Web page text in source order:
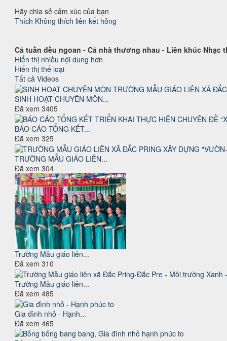
Hãy chia sẻ cảm xúc của bạn
Thích Không thích liên kết hỏng
Cả tuần đều ngoan - Cả nhà thương nhau - Liên khúc Nhạc
Hiển thị nhiều nội dung hơn
Hiển thị thể loại
Tất cả Videos
SINH HOẠT CHUYÊN MÔN...
Đã xem 3405
BÁO CÁO TỔNG KẾT...
Đã xem 325
TRƯỜNG MẪU GIÁO LIÊN...
Đã xem 304
Trường Mẫu giáo liên...
Đã xem 310
Trường Mẫu giáo liên...
Đã xem 485
Gia đình nhỏ - Hạnh...
Đã xem 465